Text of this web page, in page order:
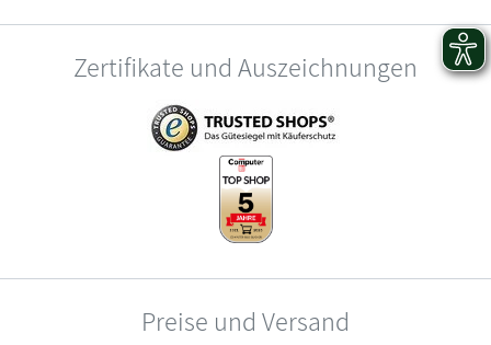
Zertifikate und Auszeichnungen
Preise und Versand